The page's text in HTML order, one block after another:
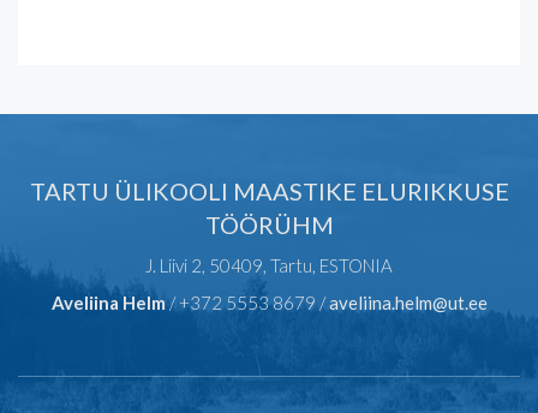
TARTU ÜLIKOOLI MAASTIKE ELURIKKUSE
TÖÖRÜHM
J. Liivi 2, 50409, Tartu, ESTONIA
Aveliina Helm/ +372 5553 8679 /aveliina.helm@ut.ee